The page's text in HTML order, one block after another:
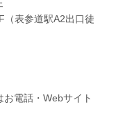
表参道駅A2出口徒
電話・Webサイト